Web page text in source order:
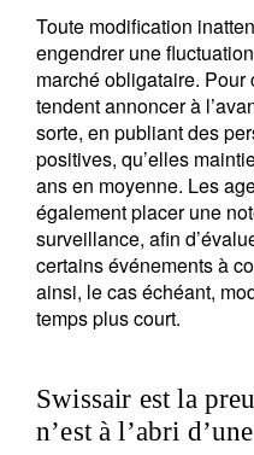
Toute modification
engendrer une
marché obligataire.
tendent annoncer à
sorte, en publiant des
positives, qu’elles
ans en moyenne. Les
également placer une
surveillance, afin
certains événements à
ainsi, le cas échéant,
temps plus court.
Swissair est la
n’est à l’abri